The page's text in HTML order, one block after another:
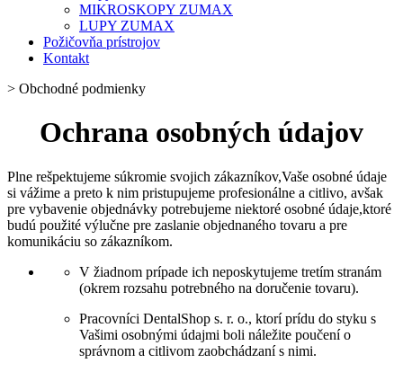
MIKROSKOPY ZUMAX
LUPY ZUMAX
Požičovňa prístrojov
Kontakt
> Obchodné podmienky
Ochrana osobných údajov
Plne rešpektujeme súkromie svojich zákazníkov,Vaše osobné údaje
si vážime a preto k nim pristupujeme profesionálne a citlivo, avšak
pre vybavenie objednávky potrebujeme niektoré osobné údaje,ktoré
budú použité výlučne pre zaslanie objednaného tovaru a pre
komunikáciu so zákazníkom.
V žiadnom prípade ich neposkytujeme tretím stranám
(okrem rozsahu potrebného na doručenie tovaru).
Pracovníci DentalShop s. r. o., ktorí prídu do styku s
Vašimi osobnými údajmi boli náležite poučení o
správnom a citlivom zaobchádzaní s nimi.